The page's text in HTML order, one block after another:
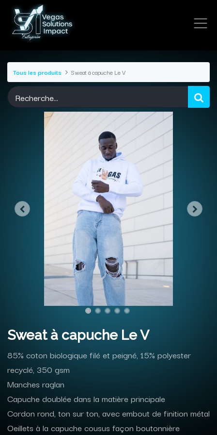
Tous les produits Sweat à capuche Le V
Sweat à capuche Le V
85% coton biologique filé et peigné, 15% polyester
recyclé, 350 gsm
Manches raglan
Capuche doublée dans la matière principale
Cordon rond, ton sur ton, avec embout de finition métal
Oeillets à la capuche cousus façon boutonnière